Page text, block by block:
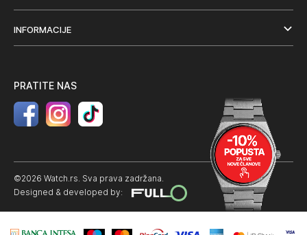
INFORMACIJE
PRATITE NAS
©2026 Watch.rs. Sva prava zadržana.
Designed & developed by: